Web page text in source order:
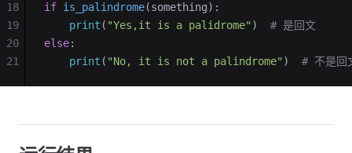
if is_palindrome(something):
    print
( "Yes,it is a palidrome" ) # 是回文
else:
    print
( "No, it is not a palindrome" ) # 不是回
18
19
20
21